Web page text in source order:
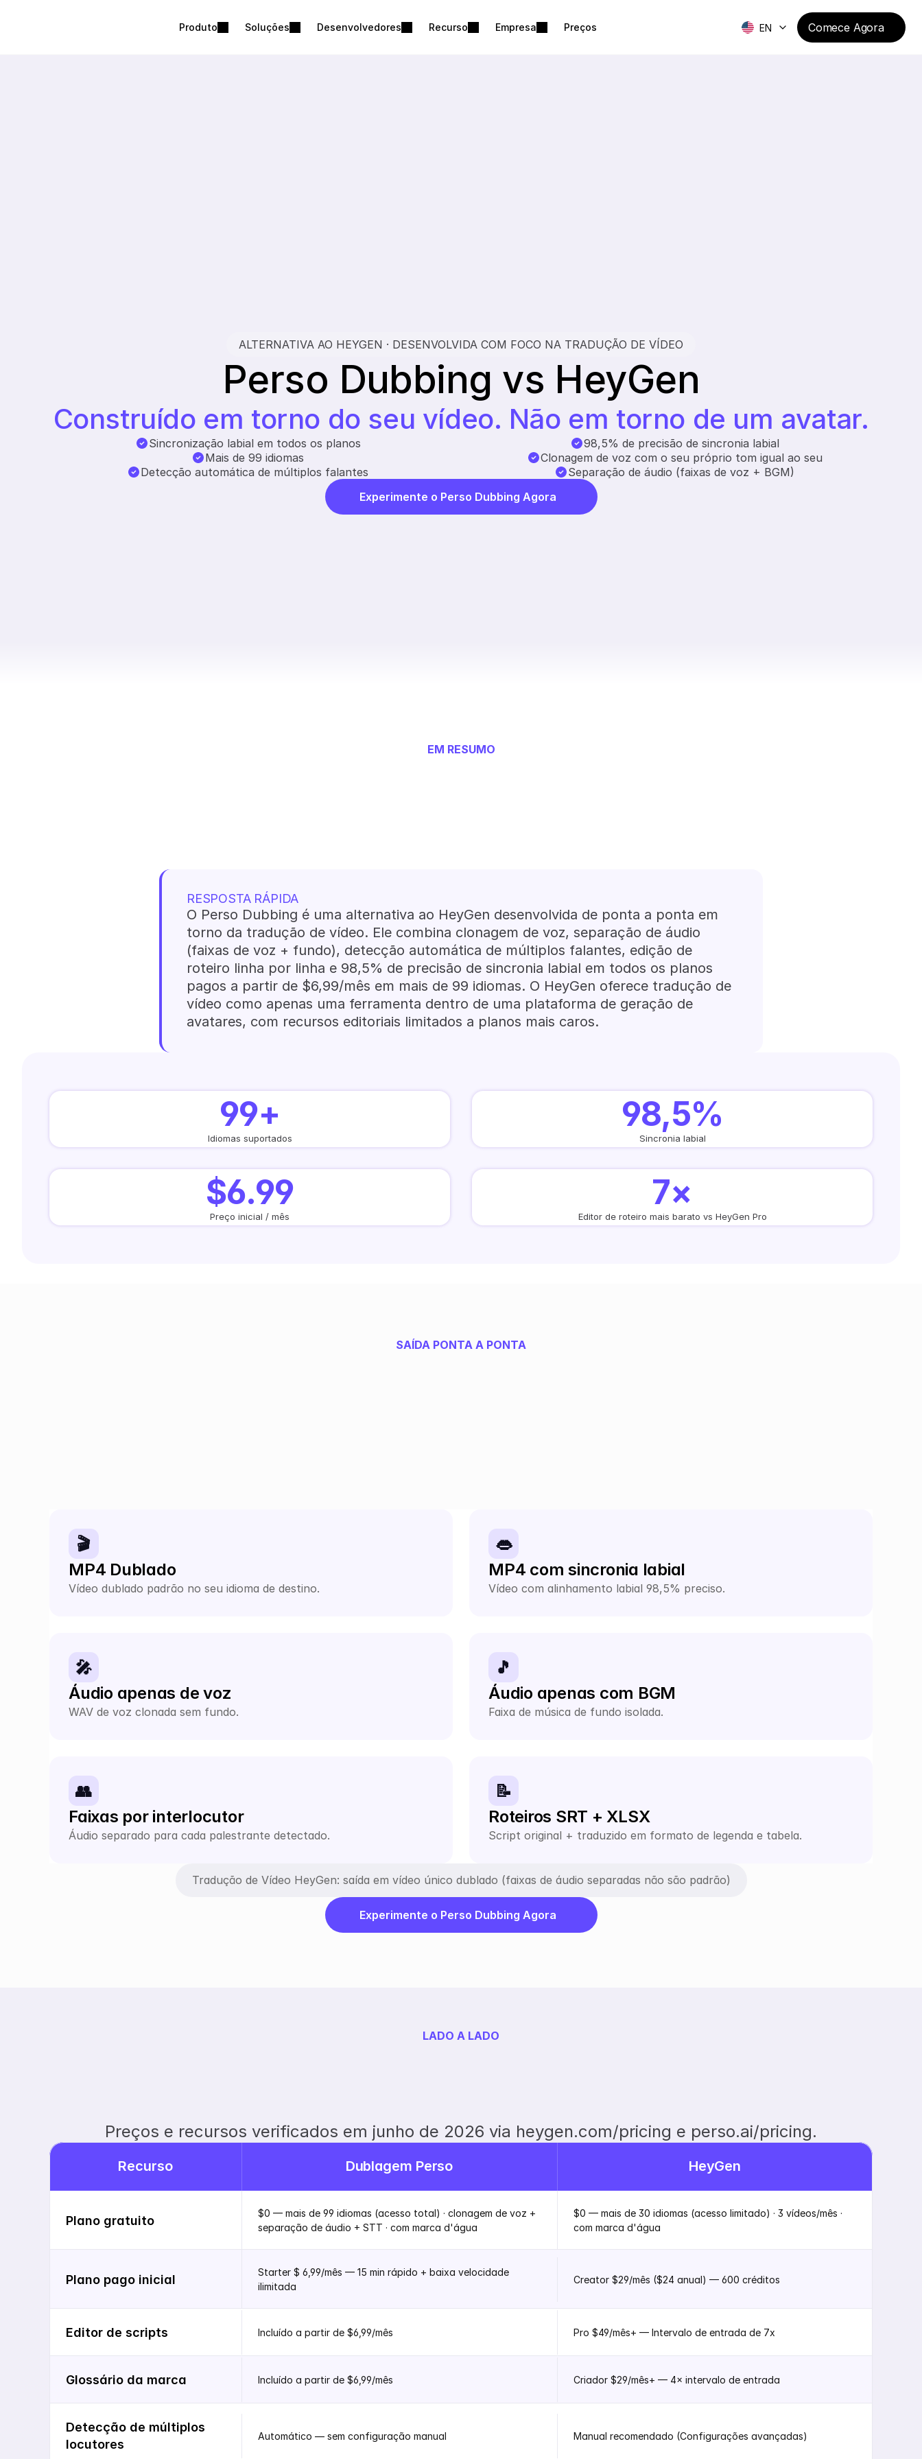
Produto Soluções Desenvolvedores Recurso Empresa Preços EN Comece Agora
ALTERNATIVA AO HEYGEN · DESENVOLVIDA COM FOCO NA TRADUÇÃO DE VÍDEO
Perso Dubbing vs HeyGen
Construído em torno do seu vídeo. Não em torno de um avatar.
Experimente o Perso Dubbing Agora
Sincronização labial em todos os planos
98,5% de precisão de sincronia labial
Mais de 99 idiomas
Clonagem de voz com o seu próprio tom igual ao seu
Detecção automática de múltiplos falantes
Separação de áudio (faixas de voz + BGM)
EM RESUMO
RESPOSTA RÁPIDA
O Perso Dubbing é uma alternativa ao HeyGen desenvolvida de ponta a ponta em
torno da tradução de vídeo. Ele combina clonagem de voz, separação de áudio
(faixas de voz + fundo), detecção automática de múltiplos falantes, edição de
roteiro linha por linha e 98,5% de precisão de sincronia labial em todos os planos
pagos a partir de $6,99/mês em mais de 99 idiomas. O HeyGen oferece tradução de
vídeo como apenas uma ferramenta dentro de uma plataforma de geração de
avatares, com recursos editoriais limitados a planos mais caros.
99+
Idiomas suportados
98,5%
Sincronia labial
$6.99
Preço inicial / mês
7×
Editor de roteiro mais barato vs HeyGen Pro
SAÍDA PONTA A PONTA
🎬
MP4 Dublado
Vídeo dublado padrão no seu idioma de destino.
👄
MP4 com sincronia labial
Vídeo com alinhamento labial 98,5% preciso.
🎤
Áudio apenas de voz
WAV de voz clonada sem fundo.
🎵
Áudio apenas com BGM
Faixa de música de fundo isolada.
👥
Faixas por interlocutor
Áudio separado para cada palestrante detectado.
📝
Roteiros SRT + XLSX
Script original + traduzido em formato de legenda e tabela.
Tradução de Vídeo HeyGen: saída em vídeo único dublado (faixas de áudio separadas não são padrão)
Experimente o Perso Dubbing Agora
LADO A LADO
Preços e recursos verificados em junho de 2026 via heygen.com/pricing e perso.ai/pricing.
Recurso Dublagem Perso HeyGen
Plano gratuito
$0 — mais de 99 idiomas (acesso total) · clonagem de voz +
separação de áudio + STT · com marca d'água
$0 — mais de 30 idiomas (acesso limitado) · 3 vídeos/mês ·
com marca d'água
Plano pago inicial
Starter $ 6,99/mês — 15 min rápido + baixa velocidade
ilimitada
Creator $29/mês ($24 anual) — 600 créditos
Editor de scripts Incluído a partir de $6,99/mês Pro $49/mês+ — Intervalo de entrada de 7x
Glossário da marca Incluído a partir de $6,99/mês Criador $29/mês+ — 4× intervalo de entrada
Detecção de múltiplos
locutores
Automático — sem configuração manual Manual recomendado (Configurações avançadas)